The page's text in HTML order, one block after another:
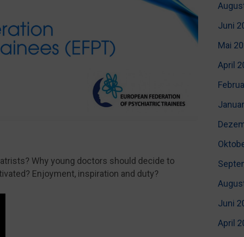
Why young doctors should decide to
Enjoyment, inspiration and duty?
Juni
Mai
April
Juni
April